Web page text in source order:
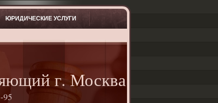
ЮРИДИЧЕСКИЕ УСЛУГИ
г. Москва
95